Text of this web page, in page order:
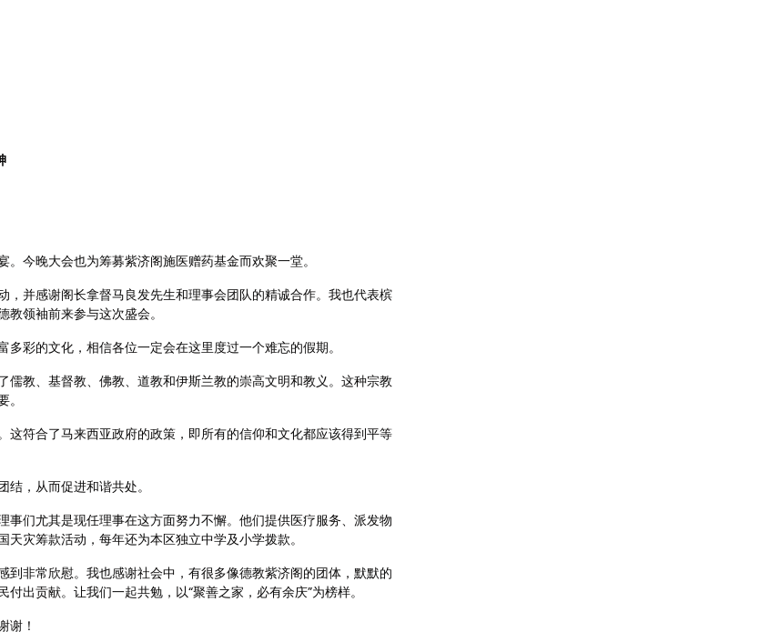
今晚大会也为筹募紫济阁施医赠药基金而欢聚一堂。
并感谢阁长拿督马良发先生和理事会团队的精诚合作。我也代表槟
领袖前来参与这次盛会。
彩的文化，相信各位一定会在这里度过一个难忘的假期。
教、基督教、佛教、道教和伊斯兰教的崇高文明和教义。这种宗教
符合了马来西亚政府的政策，即所有的信仰和文化都应该得到平等
，从而促进和谐共处。
们尤其是现任理事在这方面努力不懈。他们提供医疗服务、派发物
灾筹款活动，每年还为本区独立中学及小学拨款。
非常欣慰。我也感谢社会中，有很多像德教紫济阁的团体，默默的
出贡献。让我们一起共勉，以“聚善之家，必有余庆”为榜样。
谢！